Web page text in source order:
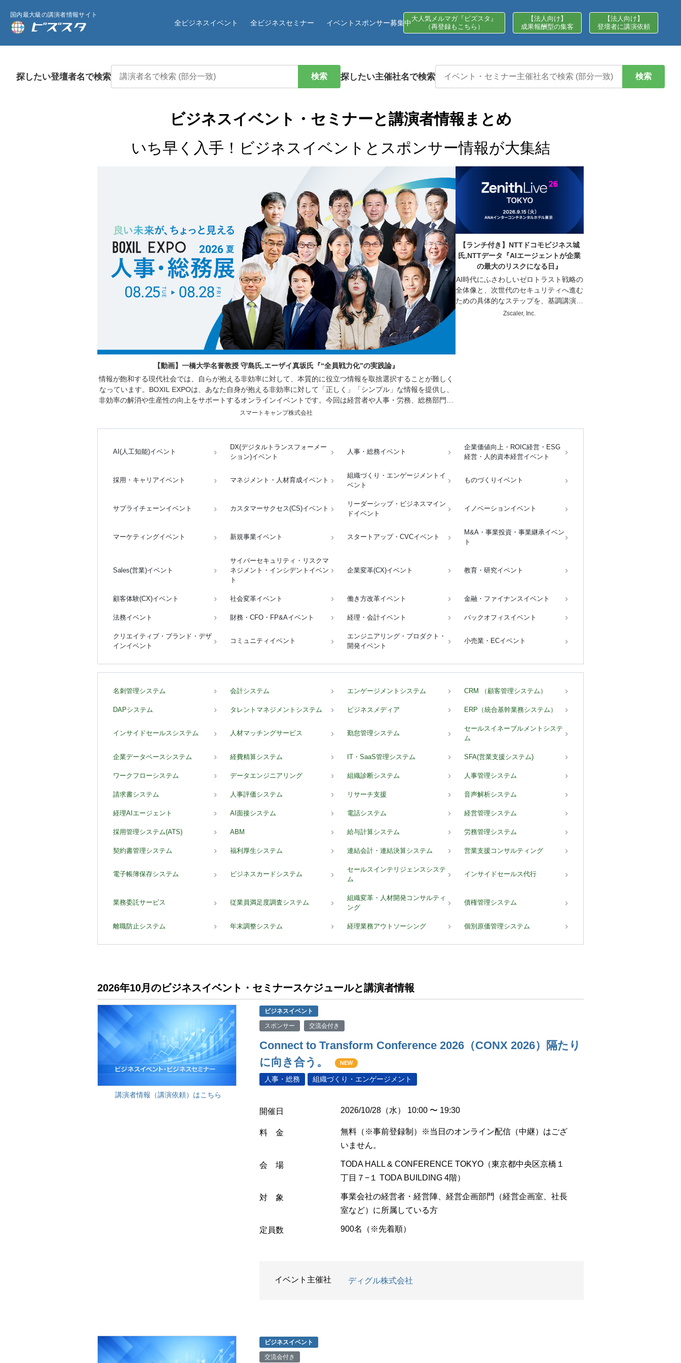
国内最大級の講演者情報サイト
全ビジネスイベント 全ビジネスセミナー イベントスポンサー募集中 大人気メルマガ『ビズスタ』
（再登録もこちら）
【法人向け】
成果報酬型の集客
【法人向け】
登壇者に講演依頼
探したい登壇者名で検索 検索 探したい主催社名で検索 検索
ビジネスイベント・セミナーと講演者情報まとめ
いち早く入手！ビジネスイベントとスポンサー情報が大集結
【動画】一橋大学名誉教授 守島氏,エーザイ真坂氏『“全員戦力化”の実践論』
情報が飽和する現代社会では、自らが抱える非効率に対して、本質的に役立つ情報を取捨選択することが難しく
なっています。BOXIL EXPOは、あなた自身が抱える非効率に対して「正しく」「シンプル」な情報を提供し、
非効率の解消や生産性の向上をサポートするオンラインイベントです。今回は経営者や人事・労務、総務部門で
働く方々を対象に、人材の採用育成や組織づくり、業務効率化に繋がる講演をはじめ、様々な非効率を解消する
スマートキャンプ株式会社
【ランチ付き】NTTドコモビジネス城
氏,NTTデータ『AIエージェントが企業
の最大のリスクになる日』
AI時代にふさわしいゼロトラスト戦略の
全体像と、次世代のセキュリティへ進む
ための具体的なステップを、基調講演や
企業事例を通じてお届けします。
Zscaler, Inc.
AI(人工知能)イベント
DX(デジタルトランスフォーメー
ション)イベント
人事・総務イベント
企業価値向上・ROIC経営・ESG
経営・人的資本経営イベント
採用・キャリアイベント マネジメント・人材育成イベント
組織づくり・エンゲージメントイ
ベント
ものづくりイベント
サプライチェーンイベント カスタマーサクセス(CS)イベント
リーダーシップ・ビジネスマイン
ドイベント
イノベーションイベント
マーケティングイベント 新規事業イベント スタートアップ・CVCイベント
M&A・事業投資・事業継承イベン
ト
Sales(営業)イベント
サイバーセキュリティ・リスクマ
ネジメント・インシデントイベン
ト
企業変革(CX)イベント 教育・研究イベント
顧客体験(CX)イベント 社会変革イベント 働き方改革イベント 金融・ファイナンスイベント
法務イベント 財務・CFO・FP&Aイベント 経理・会計イベント バックオフィスイベント
クリエイティブ・ブランド・デザ
インイベント
コミュニティイベント
エンジニアリング・プロダクト・
開発イベント
小売業・ECイベント
名刺管理システム 会計システム エンゲージメントシステム CRM （顧客管理システム）
DAPシステム タレントマネジメントシステム ビジネスメディア ERP（統合基幹業務システム）
インサイドセールスシステム 人材マッチングサービス 勤怠管理システム
セールスイネーブルメントシステ
ム
企業データベースシステム 経費精算システム IT・SaaS管理システム SFA(営業支援システム)
ワークフローシステム データエンジニアリング 組織診断システム 人事管理システム
請求書システム 人事評価システム リサーチ支援 音声解析システム
経理AIエージェント AI面接システム 電話システム 経営管理システム
採用管理システム(ATS) ABM 給与計算システム 労務管理システム
契約書管理システム 福利厚生システム 連結会計・連結決算システム 営業支援コンサルティング
電子帳簿保存システム ビジネスカードシステム
セールスインテリジェンスシステ
ム
インサイドセールス代行
業務委託サービス 従業員満足度調査システム
組織変革・人材開発コンサルティ
ング
債権管理システム
離職防止システム 年末調整システム 経理業務アウトソーシング 個別原価管理システム
2026年10月のビジネスイベント・セミナースケジュールと講演者情報
講演者情報（講演依頼）はこちら
ビジネスイベント
スポンサー 交流会付き
Connect to Transform Conference 2026（CONX 2026）隔たり
に向き合う。
NEW
人事・総務 組織づくり・エンゲージメント
開催日 2026/10/28（水） 10:00 〜 19:30
料 金
無料（※事前登録制）※当日のオンライン配信（中継）はござ
いません。
会 場
TODA HALL & CONFERENCE TOKYO（東京都中央区京橋１
丁目７−１ TODA BUILDING 4階）
対 象
事業会社の経営者・経営陣、経営企画部門（経営企画室、社長
室など）に所属している方
定員数 900名（※先着順）
イベント主催社 ディグル株式会社
ビジネスイベント
交流会付き